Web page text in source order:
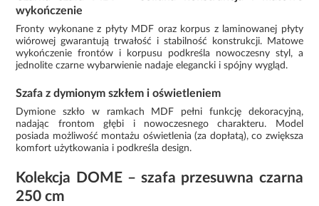
wykończenie
Fronty wykonane z płyty MDF oraz korpus z laminowanej płyty
wiórowej gwarantują trwałość i stabilność konstrukcji. Matowe
wykończenie frontów i korpusu podkreśla nowoczesny styl, a
jednolite czarne wybarwienie nadaje elegancki i spójny wygląd.
Szafa z dymionym szkłem i oświetleniem
Dymione szkło w ramkach MDF pełni funkcję dekoracyjną,
nadając frontom głębi i nowoczesnego charakteru. Model
posiada możliwość montażu oświetlenia (za dopłatą), co zwiększa
komfort użytkowania i podkreśla design.
Kolekcja DOME – szafa przesuwna czarna
250 cm